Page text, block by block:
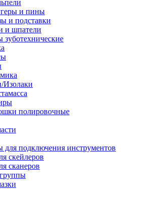
и пины
и подставки
и шпатели
зуботехнические
Изолаки
полировочные
для подключения инструментов
скейлеров
сканеров